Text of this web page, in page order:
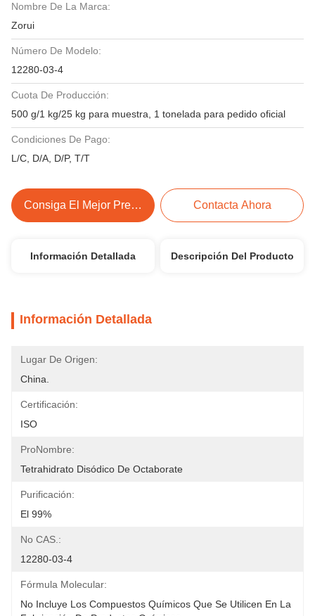
Nombre De La Marca:
Zorui
Número De Modelo:
12280-03-4
Cuota De Producción:
500 g/1 kg/25 kg para muestra, 1 tonelada para pedido oficial
Condiciones De Pago:
L/C, D/A, D/P, T/T
Consiga El Mejor Precio Contacta Ahora
Información Detallada Descripción Del Producto
Información Detallada
Lugar De Origen:
China.
Certificación:
ISO
ProNombre:
Tetrahidrato Disódico De Octaborate
Purificación:
El 99%
No CAS.:
12280-03-4
Fórmula Molecular:
No Incluye Los Compuestos Químicos Que Se Utilicen En La